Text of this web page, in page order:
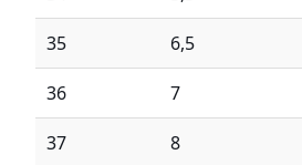
35 6,5
36 7
37 8